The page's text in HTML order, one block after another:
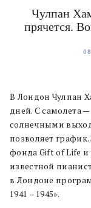
Чулпан
прячется.
В Лондон Чулпан
дней. С самолета
солнечными
позволяет
фонда Gift of Life и
известной
в Лондоне
1941 – 1945».